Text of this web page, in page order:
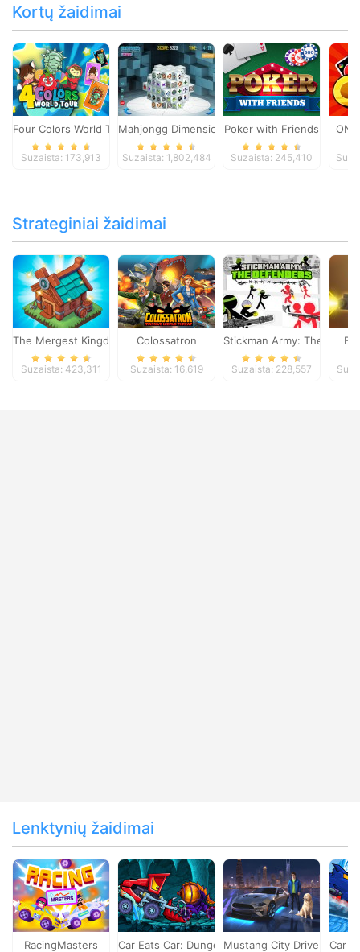
Kortų žaidimai
Four Colors World Tour
Suzaista: 173,913
Mahjongg Dimensions
Suzaista: 1,802,484
Poker with Friends
Suzaista: 245,410
Strateginiai žaidimai
The Mergest Kingdom
Suzaista: 423,311
Colossatron
Suzaista: 16,619
Stickman Army: The
Suzaista: 228,557
Lenktynių žaidimai
RacingMasters Car Eats Car: Dungeon Adventure
Mustang City Driver Car